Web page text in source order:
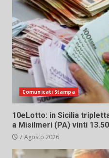
Comunicati Stampa
10eLotto: in Sicilia
a Misilmeri (PA) vinti
7 Agosto 2026